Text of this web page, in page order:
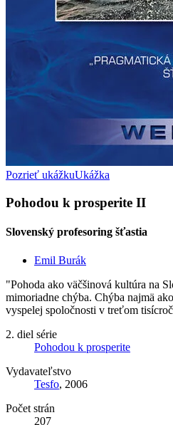
Pozrieť ukážkuUkážka
Pohodou k prosperite II
Slovenský profesoring šťastia
Emil Burák
"Pohoda ako väčšinová kultúra na
mimoriadne chýba. Chýba najmä
vyspelej spoločnosti v treťom
2. diel série
Pohodou k prosperite
Vydavateľstvo
Tesfo, 2006
Počet strán
207